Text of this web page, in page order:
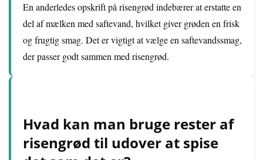
En anderledes opskrift på risengrød indebærer at erstatte en
del af mælken med saftevand, hvilket giver grøden en frisk
og frugtig smag. Det er vigtigt at vælge en saftevandssmag,
der passer godt sammen med risengrød.
Hvad kan man bruge rester af
risengrød til udover at spise